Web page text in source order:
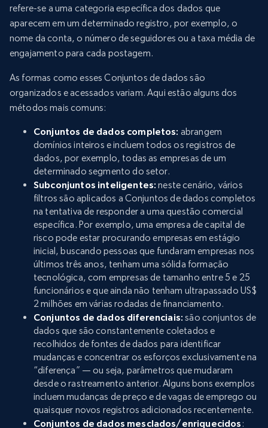
refere-se a uma categoria específica dos dados que
aparecem em um determinado registro, por exemplo, o
nome da conta, o número de seguidores ou a taxa média de
engajamento para cada postagem.
As formas como esses Conjuntos de dados são
organizados e acessados variam. Aqui estão alguns dos
métodos mais comuns:
Conjuntos de dados completos: abrangem
domínios inteiros e incluem todos os registros de
dados, por exemplo, todas as empresas de um
determinado segmento do setor.
Subconjuntos inteligentes: neste cenário, vários
filtros são aplicados a Conjuntos de dados completos
na tentativa de responder a uma questão comercial
específica. Por exemplo, uma empresa de capital de
risco pode estar procurando empresas em estágio
inicial, buscando pessoas que fundaram empresas nos
últimos três anos, tenham uma sólida formação
tecnológica, com empresas de tamanho entre 5 e 25
funcionários e que ainda não tenham ultrapassado US$
2 milhões em várias rodadas de financiamento.
Conjuntos de dados diferenciais: são conjuntos de
dados que são constantemente coletados e
recolhidos de fontes de dados para identificar
mudanças e concentrar os esforços exclusivamente na
“diferença” — ou seja, parâmetros que mudaram
desde o rastreamento anterior. Alguns bons exemplos
incluem mudanças de preço e de vagas de emprego ou
quaisquer novos registros adicionados recentemente.
Conjuntos de dados mesclados/enriquecidos :